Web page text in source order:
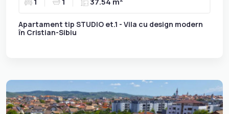
Apartament tip STUDIO et.1 - Vila cu design modern
în Cristian-Sibiu